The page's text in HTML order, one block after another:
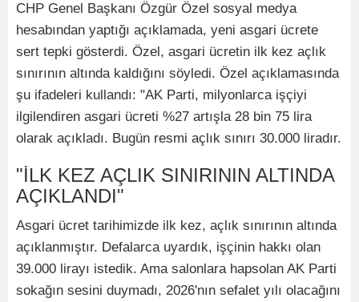
CHP Genel Başkanı Özgür Özel sosyal medya
hesabından yaptığı açıklamada, yeni asgari ücrete
sert tepki gösterdi. Özel, asgari ücretin ilk kez açlık
sınırının altında kaldığını söyledi. Özel açıklamasında
şu ifadeleri kullandı: "AK Parti, milyonlarca işçiyi
ilgilendiren asgari ücreti %27 artışla 28 bin 75 lira
olarak açıkladı. Bugün resmi açlık sınırı 30.000 liradır.
"İLK KEZ AÇLIK SINIRININ ALTINDA
AÇIKLANDI"
Asgari ücret tarihimizde ilk kez, açlık sınırının altında
açıklanmıştır. Defalarca uyardık, işçinin hakkı olan
39.000 lirayı istedik. Ama salonlara hapsolan AK Parti
sokağın sesini duymadı, 2026'nın sefalet yılı olacağını